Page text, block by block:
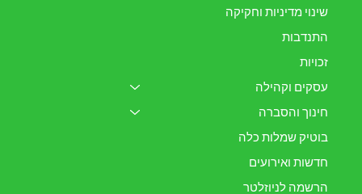
שינוי מדיניות וחקיקה
התנדבות
זכויות
עסקים וקהילה
חינוך והסברה
בוטיק שמלות כלה
חדשות ואירועים
הרשמה לניוזלטר